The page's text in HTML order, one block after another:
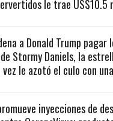
le trae US$10.5
a Donald Trump pagar
Stormy Daniels, la
vez le azotó el culo con
inyecciones de